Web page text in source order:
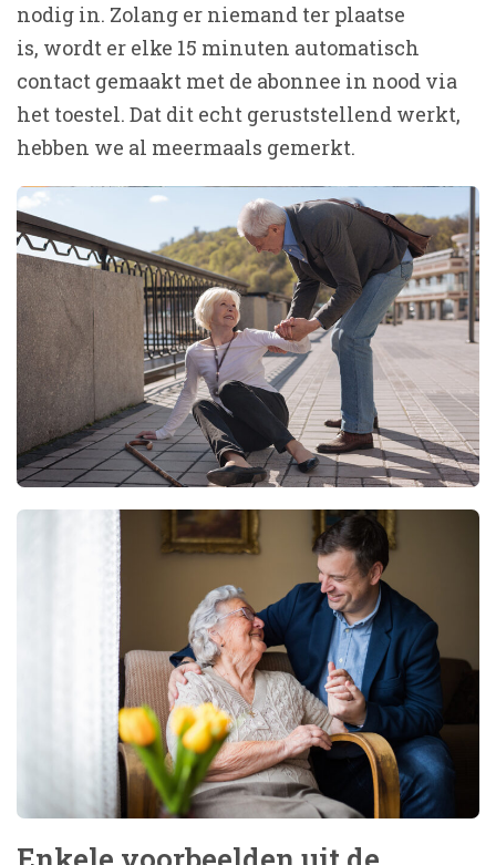
nodig in. Zolang er niemand ter plaatse
is, wordt er elke 15 minuten automatisch
contact gemaakt met de abonnee in nood via
het toestel. Dat dit echt geruststellend werkt,
hebben we al meermaals gemerkt.